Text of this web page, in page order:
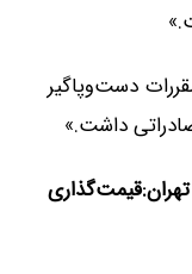
دست‌وپاگیر
داشت.»